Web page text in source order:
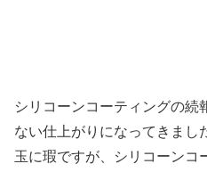
シリコーンコーティングの続
ない仕上がりになってきまし
玉に瑕ですが、シリコーンコ